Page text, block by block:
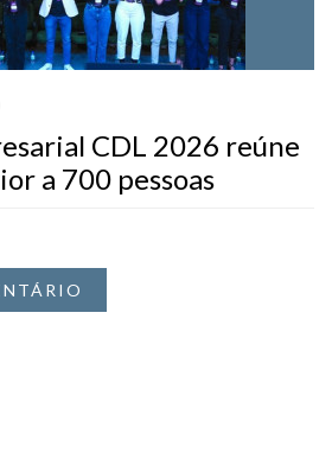
CDL 2026 reúne
a 700 pessoas